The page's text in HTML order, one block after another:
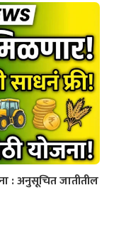
: अनुसूचित जातीतील